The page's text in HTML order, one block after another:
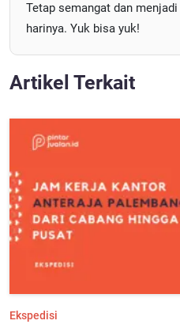
Tetap semangat dan
harinya. Yuk bisa yuk!
Artikel Terkait
Ekspedisi